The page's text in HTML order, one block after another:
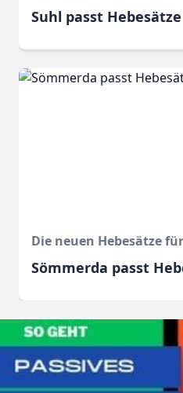
Suhl passt
Die neuen Hebesätze
Sömmerda passt